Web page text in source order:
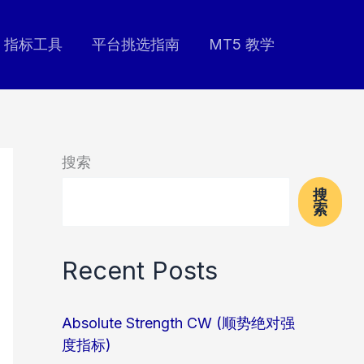
指标工具 平台挑选指南 MT5 教学
搜索
搜
索
Recent Posts
Absolute Strength CW (顺势绝对强
度指标)